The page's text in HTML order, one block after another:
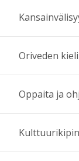
Oriveden
Oppaita ja